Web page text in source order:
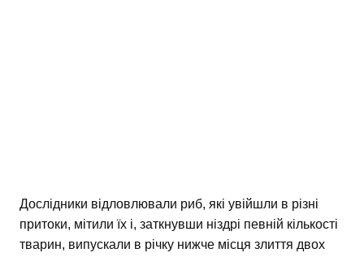
Дослідники відловлювали риб, які увійшли в різні
притоки, мітили їх і, заткнувши ніздрі певній кількості
тварин, випускали в річку нижче місця злиття двох